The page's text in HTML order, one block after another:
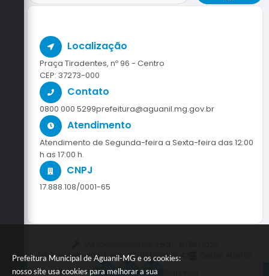
Prefeitura Municipal de Aguanil-MG e os cookies:
nosso site usa cookies para melhorar a sua
Localização
Praça Tiradentes, nº 96 - Centro
CEP: 37273-000
Contato
0800 000 5299prefeitura@aguanil.mg.gov.br
Atendimento
Atendimento de Segunda-feira a Sexta-feira das 12:00
h as 17:00 h.
CNPJ
17.888.108/0001-65
Portal atualizado em:07/08/2026 10:42